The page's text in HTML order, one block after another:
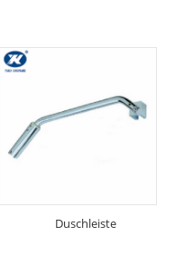
Duschleiste